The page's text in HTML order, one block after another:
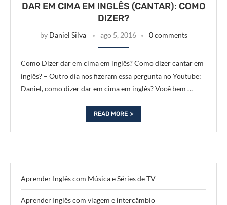
DAR EM CIMA EM INGLÊS (CANTAR): COMO
DIZER?
by Daniel Silva ago 5, 2016 0 comments
Como Dizer dar em cima em inglês? Como dizer cantar em
inglês? – Outro dia nos fizeram essa pergunta no Youtube:
Daniel, como dizer dar em cima em inglês? Você bem …
READ MORE
Aprender Inglês com Música e Séries de TV
Aprender Inglês com viagem e intercâmbio